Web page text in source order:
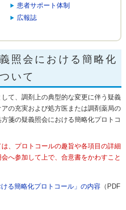
患者サポート体制
広報誌
照会における簡略化
いて
て、調剤上の典型的な変更に伴う疑義
の充実および処方医または調剤薬局の
箋の疑義照会における簡略化プロトコ
、プロトコールの趣旨や各項目の詳細
へ参加して上で、合意書をかわすこと
る簡略化プロトコール」の内容（PDF